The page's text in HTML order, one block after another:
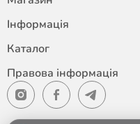
Інформація
Каталог
Правова інформація